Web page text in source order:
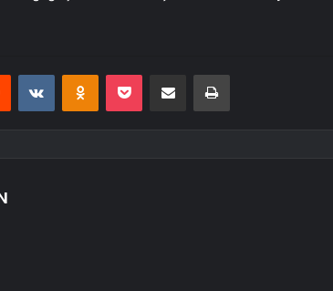
Reddit VKontakteOdnoklassniki
Pocket E-Posta ile paylaş Yazdır